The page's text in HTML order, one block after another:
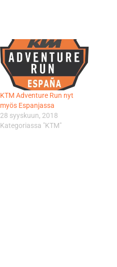
KTM Adventure Run nyt
myös Espanjassa
28 syyskuun, 2018
Kategoriassa "KTM"